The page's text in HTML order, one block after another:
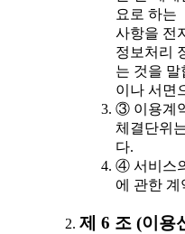
요로 하는
사항을 전
정보처리
는 것을 말
이나 서면
③ 이용계
체결단위
다.
④ 서비스
에 관한 계
제 6 조 (이용